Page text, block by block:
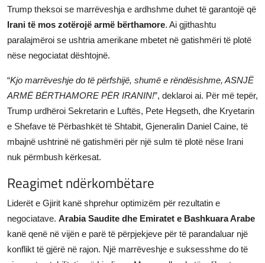
Trump theksoi se marrëveshja e ardhshme duhet të garantojë që
Irani të mos zotërojë armë bërthamore. Ai gjithashtu
paralajmëroi se ushtria amerikane mbetet në gatishmëri të plotë
nëse negociatat dështojnë.
“Kjo marrëveshje do të përfshijë, shumë e rëndësishme, ASNJË
ARMË BËRTHAMORE PËR IRANIN!”, deklaroi ai. Për më tepër,
Trump urdhëroi Sekretarin e Luftës, Pete Hegseth, dhe Kryetarin
e Shefave të Përbashkët të Shtabit, Gjeneralin Daniel Caine, të
mbajnë ushtrinë në gatishmëri për një sulm të plotë nëse Irani
nuk përmbush kërkesat.
Reagimet ndërkombëtare
Liderët e Gjirit kanë shprehur optimizëm për rezultatin e
negociatave. Arabia Saudite dhe Emiratet e Bashkuara Arabe
kanë qenë në vijën e parë të përpjekjeve për të parandaluar një
konflikt të gjërë në rajon. Një marrëveshje e suksesshme do të